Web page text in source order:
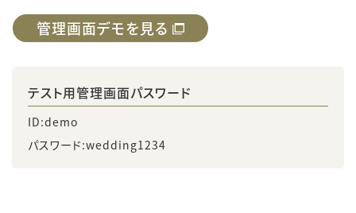
管理画面デモを見る
テスト用管理画面パスワード
ID:demo
パスワード:wedding1234